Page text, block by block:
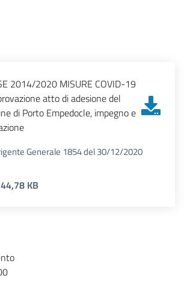
2014/2020 MISURE COVID-19
atto di adesione del
di Porto Empedocle, impegno e
Generale 1854 del 30/12/2020
KB